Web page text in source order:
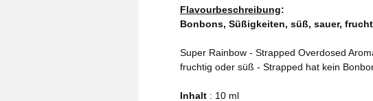
Flavourbeschreibung:
Bonbons, Süßigkeiten, süß, sauer,
Super Rainbow - Strapped Overdosed
fruchtig oder süß - Strapped hat kein
Inhalt : 10 ml